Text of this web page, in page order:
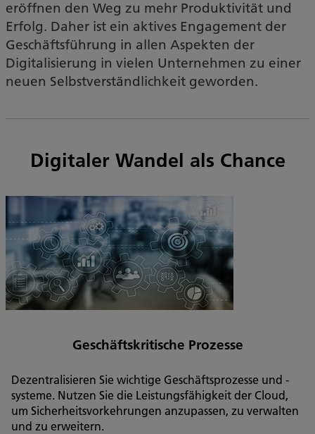
eröffnen den Weg zu mehr Produktivität und
Erfolg. Daher ist ein aktives Engagement der
Geschäftsführung in allen Aspekten der
Digitalisierung in vielen Unternehmen zu einer
neuen Selbstverständlichkeit geworden.
Digitaler Wandel als Chance
Geschäftskritische Prozesse
Dezentralisieren Sie wichtige Geschäftsprozesse und -
systeme. Nutzen Sie die Leistungsfähigkeit der Cloud,
um Sicherheitsvorkehrungen anzupassen, zu verwalten
und zu erweitern.